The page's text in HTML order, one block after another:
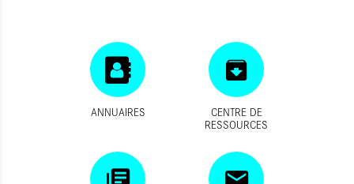
ANNUAIRES
CENTRE DE
RESSOURCES